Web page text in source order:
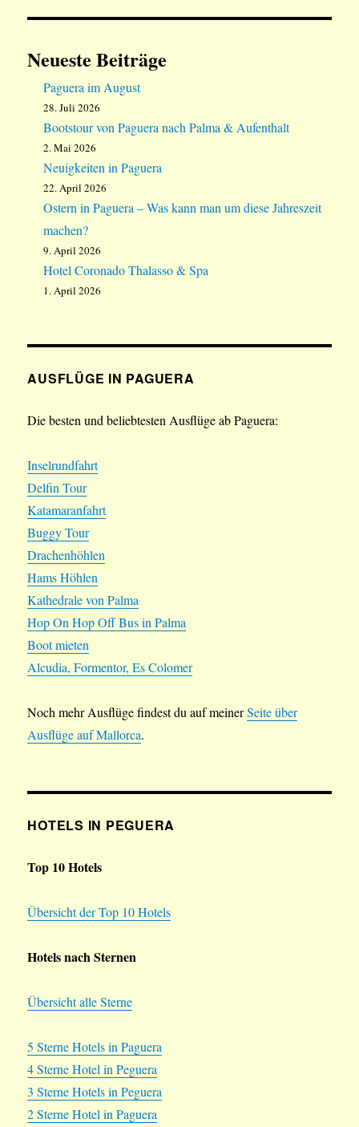
Neueste Beiträge
Paguera im August
28. Juli 2026
Bootstour von Paguera nach Palma & Aufenthalt
2. Mai 2026
Neuigkeiten in Paguera
22. April 2026
Ostern in Paguera – Was kann man um diese Jahreszeit
machen?
9. April 2026
Hotel Coronado Thalasso & Spa
1. April 2026
AUSFLÜGE IN PAGUERA
Die besten und beliebtesten Ausflüge ab Paguera:
Inselrundfahrt
Delfin Tour
Katamaranfahrt
Buggy Tour
Drachenhöhlen
Hams Höhlen
Kathedrale von Palma
Hop On Hop Off Bus in Palma
Boot mieten
Alcudia, Formentor, Es Colomer
Noch mehr Ausflüge findest du auf meinerSeite über
Ausflüge auf Mallorca.
HOTELS IN PEGUERA
Top 10 Hotels
Übersicht der Top 10 Hotels
Hotels nach Sternen
Übersicht alle Sterne
5 Sterne Hotels in Paguera
4 Sterne Hotel in Peguera
3 Sterne Hotels in Peguera
2 Sterne Hotel in Paguera